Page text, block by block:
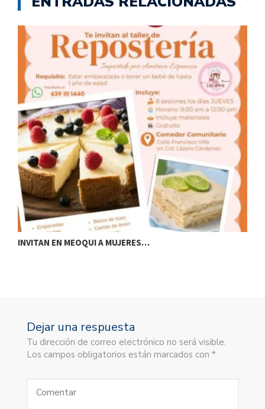
INVITAN EN MEOQUI A MUJERES…
Dejar una respuesta
Tu dirección de correo electrónico no será visible.
Los campos obligatorios están marcados con *